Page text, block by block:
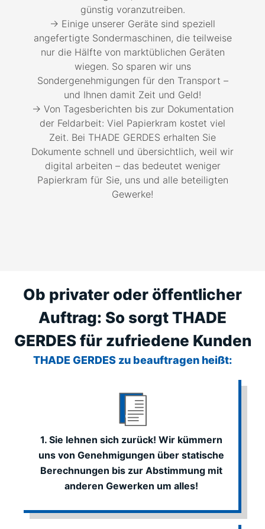
günstig voranzutreiben.
→ Einige unserer Geräte sind speziell
angefertigte Sondermaschinen, die teilweise
nur die Hälfte von marktüblichen Geräten
wiegen. So sparen wir uns
Sondergenehmigungen für den Transport –
und Ihnen damit Zeit und Geld!
→ Von Tagesberichten bis zur Dokumentation
der Feldarbeit: Viel Papierkram kostet viel
Zeit. Bei THADE GERDES erhalten Sie
Dokumente schnell und übersichtlich, weil wir
digital arbeiten – das bedeutet weniger
Papierkram für Sie, uns und alle beteiligten
Gewerke!
Ob privater oder öffentlicher
Auftrag: So sorgt THADE
GERDES für zufriedene Kunden
THADE GERDES zu beauftragen heißt:
1. Sie lehnen sich zurück! Wir kümmern
uns von Genehmigungen über statische
Berechnungen bis zur Abstimmung mit
anderen Gewerken um alles!